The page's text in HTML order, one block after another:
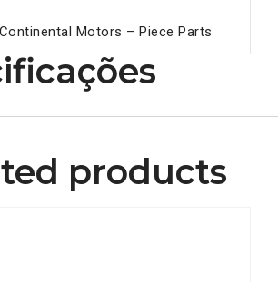
Motors – Piece Parts
products